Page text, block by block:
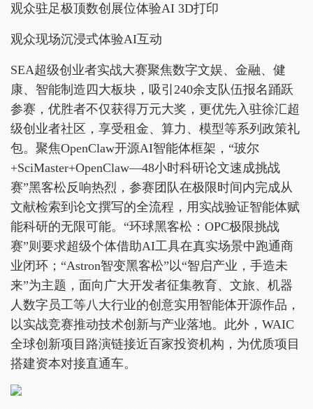
观众驻足极顶数创展位体验AI 3D打印
观众现场沉浸式体验AI互动
SEA超级创业者实战大赛聚焦数字文娱、金融、健
康、智能制造四大板块，吸引240余支队伍报名踊跃
参赛，优胜者不仅获得万元大奖，更优先入驻徐汇超
级创业者社区，享受租金、算力、模型等系列政策礼
包。聚焦OpenClaw开源AI智能体框架，“玻尔
+SciMaster+OpenClaw—48小时科研论文速成挑战
赛”黑客松反响热烈，参赛团队在极限时间内完成从
文献检索到论文撰写的全流程，用实战验证智能体赋
能科研的无限可能。“环球黑客松：OPC极限挑战
赛”则要求超级个体借助AI工具在真实场景中跑通商
业闭环；“Astron智变黑客松”以“智启产业，手造未
来”为主题，面向广大开发者征集教育、文旅、机器
人数字员工等八大行业的创意实用智能体开源作品，
以实战竞赛推动技术创新与产业落地。此外，WAIC
全球创新项目路演链接近百家投资机构，为优质项目
搭建资本对接直通车。